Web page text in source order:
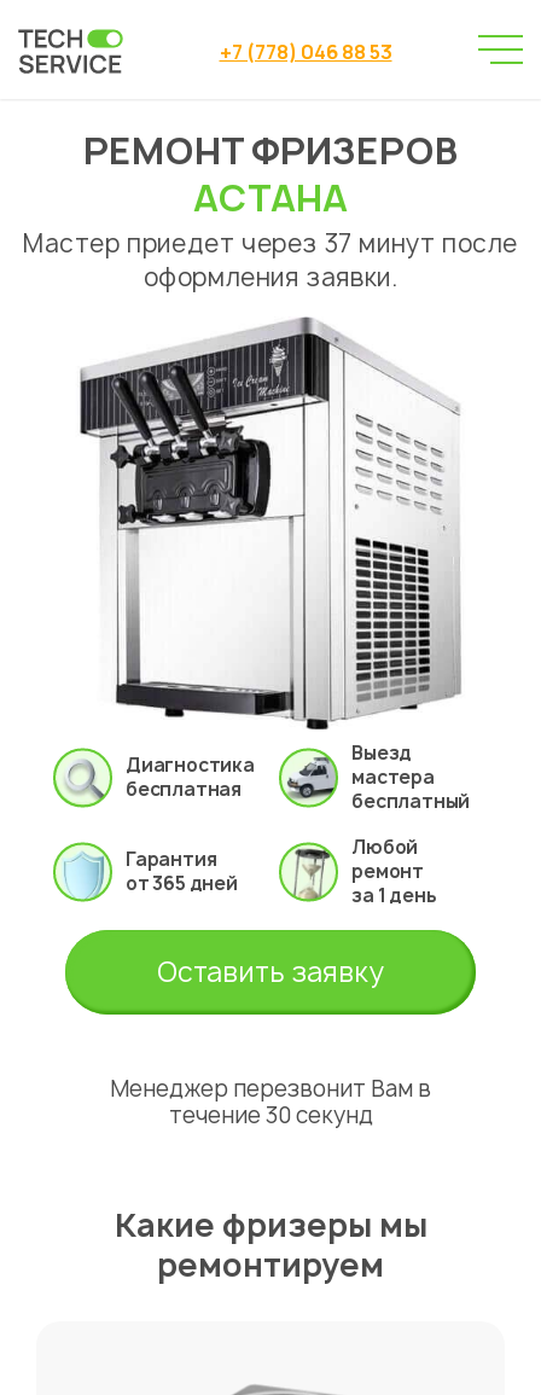
+7 (778) 046 88 53
Сервисный центр
→
Сервисный центр Астана
→
Ремонт фризеров
РЕМОНТ ФРИЗЕРОВ
АСТАНА
Мастер приедет через 37 минут после
оформления заявки.
Диагностика
бесплатная
Выезд
мастера
бесплатный
Гарантия
от 365 дней
Любой
ремонт
за 1 день
Оставить заявку
Менеджер перезвонит Вам в
течение 30 секунд
Какие фризеры мы
ремонтируем